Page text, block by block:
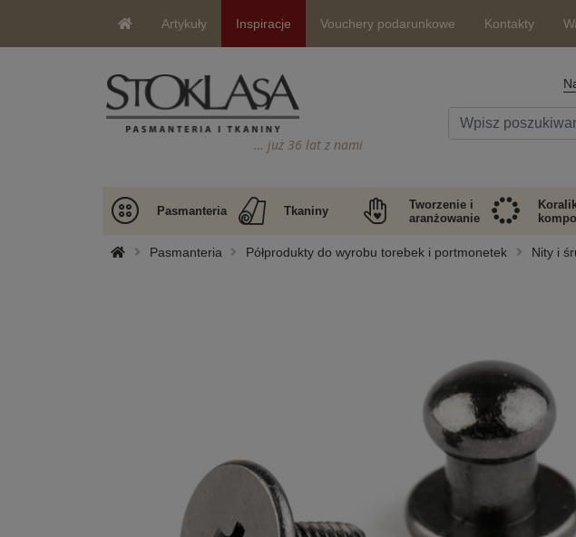
Artykuły Inspiracje Vouchery podarunkowe Kontakty
… już 36 lat z nami
Pasmanteria Tkaniny
Tworzenie i
aranżowanie
Pasmanteria Półprodukty do wyrobu torebek i portmonetek Nity i